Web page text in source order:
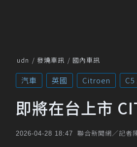
udn 發燒車訊 國內車訊
汽車 英國 Citroen C5
即將在台上市
2026-04-28 18:47 聯合新聞網／記者